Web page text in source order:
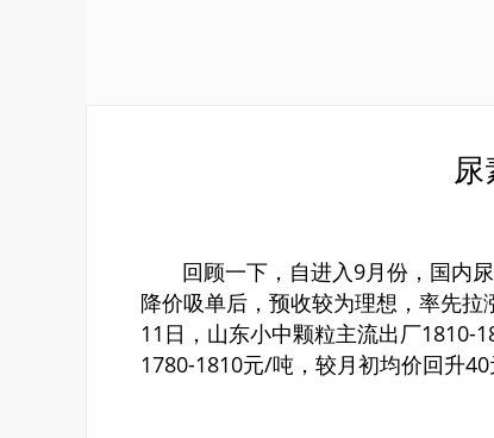
尿
回顾一下，自进入9月份，国内尿
降价吸单后，预收较为理想，率先
11日，山东小中颗粒主流出厂1810-
1780-1810元/吨，较月初均价回升40